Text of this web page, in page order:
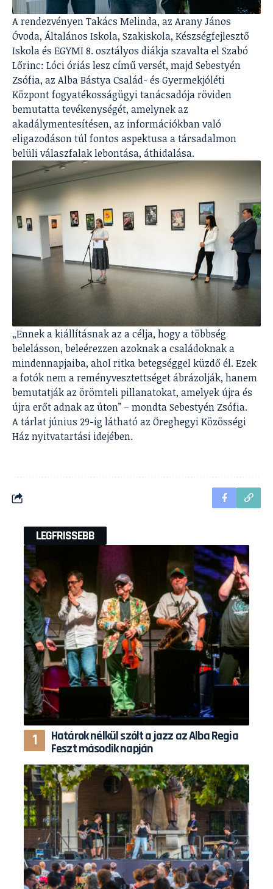
A rendezvényen Takács Melinda, az Arany János
Óvoda, Általános Iskola, Szakiskola, Készségfejlesztő
Iskola és EGYMI 8. osztályos diákja szavalta el Szabó
Lőrinc: Lóci óriás lesz című versét, majd Sebestyén
Zsófia, az Alba Bástya Család- és Gyermekjóléti
Központ fogyatékosságügyi tanácsadója röviden
bemutatta tevékenységét, amelynek az
akadálymentesítésen, az információkban való
eligazodáson túl fontos aspektusa a társadalmon
belüli válaszfalak lebontása, áthidalása.
„Ennek a kiállításnak az a célja, hogy a többség
belelásson, beleérezzen azoknak a családoknak a
mindennapjaiba, ahol ritka betegséggel küzdő él. Ezek
a fotók nem a reményvesztettséget ábrázolják, hanem
bemutatják az örömteli pillanatokat, amelyek újra és
újra erőt adnak az úton” – mondta Sebestyén Zsófia.
A tárlat június 29-ig látható az Öreghegyi Közösségi
Ház nyitvatartási idejében.
LEGFRISSEBB
Határok nélkül szólt a jazz az Alba Regia
Feszt második napján